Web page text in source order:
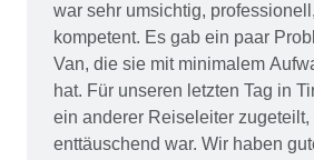
war sehr umsichtig,
kompetent. Es gab ein paar
Van, die sie mit minimalem
hat. Für unseren letzten Tag in
ein anderer Reiseleiter zugeteilt,
enttäuschend war. Wir haben